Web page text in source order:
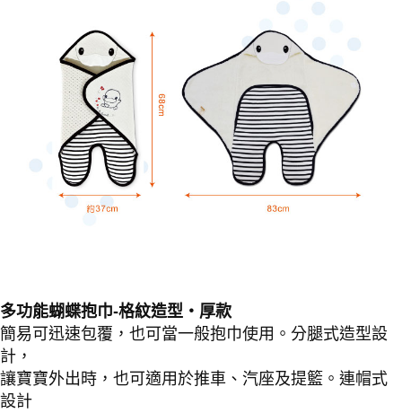
多功能蝴蝶抱巾-格紋造型‧厚款
簡易可迅速包覆，也可當一般抱巾使用。分腿式造型設
計，
讓寶寶外出時，也可適用於推車、汽座及提籃。連帽式
設計